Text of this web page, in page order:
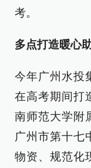
考。
多点打造暖心
今年广州水投
在高考期间打
南师范大学附
广州市第十七
物资、规范化